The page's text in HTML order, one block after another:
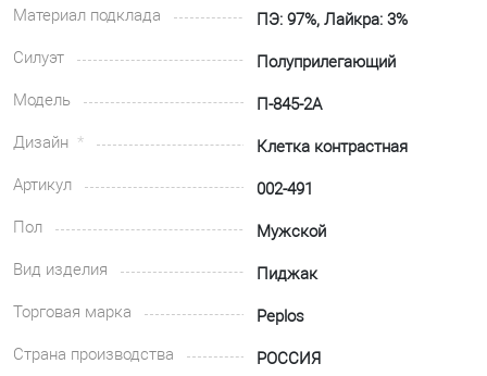
Материал подклада
ПЭ: 97%, Лайкра: 3%
Силуэт
Полуприлегающий
Модель
П-845-2А
Дизайн
Клетка контрастная
Артикул
002-491
Пол
Мужской
Вид изделия
Пиджак
Торговая марка
Peplos
Страна производства
РОССИЯ